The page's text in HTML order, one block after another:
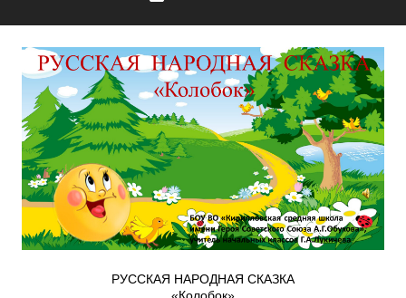
РУССКАЯ НАРОДНАЯ СКАЗКА